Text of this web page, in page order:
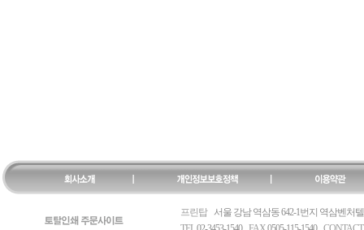
프린탑
서울 강남 역삼동 642-1번지 역삼벤처